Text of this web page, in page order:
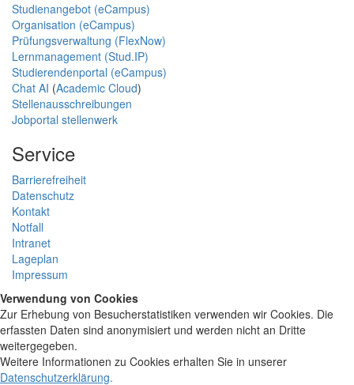
Studienangebot (eCampus)
Organisation (eCampus)
Prüfungsverwaltung (FlexNow)
Lernmanagement (Stud.IP)
Studierendenportal (eCampus)
Chat AI (Academic Cloud)
Stellenausschreibungen
Jobportal stellenwerk
Service
Barrierefreiheit
Datenschutz
Kontakt
Notfall
Intranet
Lageplan
Impressum
Verwendung von Cookies
Zur Erhebung von Besucherstatistiken verwenden wir Cookies. Die
erfassten Daten sind anonymisiert und werden nicht an Dritte
weitergegeben.
Weitere Informationen zu Cookies erhalten Sie in unserer
Datenschutzerklärung.